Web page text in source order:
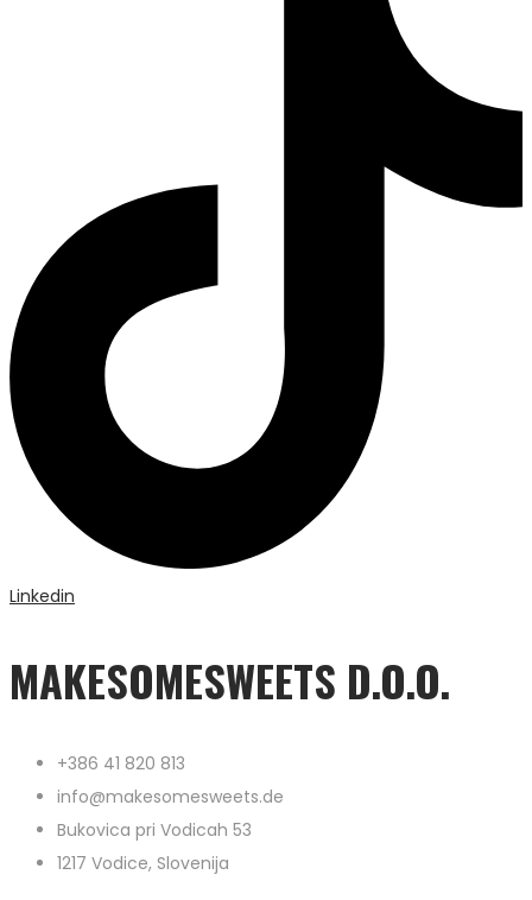
Linkedin
MAKESOMESWEETS D.O.O.
+386 41 820 813
info@makesomesweets.de
Bukovica pri Vodicah 53
1217 Vodice, Slovenija